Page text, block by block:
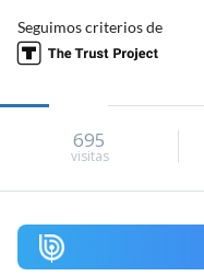
Seguimos criterios de
695
visitas